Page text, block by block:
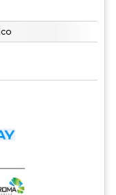
conforme CC BY 4.0.